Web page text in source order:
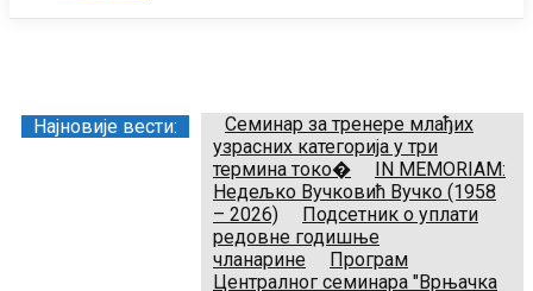
Најновије вести:
Семинар за тренере млађих
узрасних категорија у три
термина токо�
IN MEMORIAM:
Недељко Вучковић Вучко (1958
– 2026)
Подсетник о уплати
редовне годишње
чланарине
Програм
Централног семинара "Врњачка